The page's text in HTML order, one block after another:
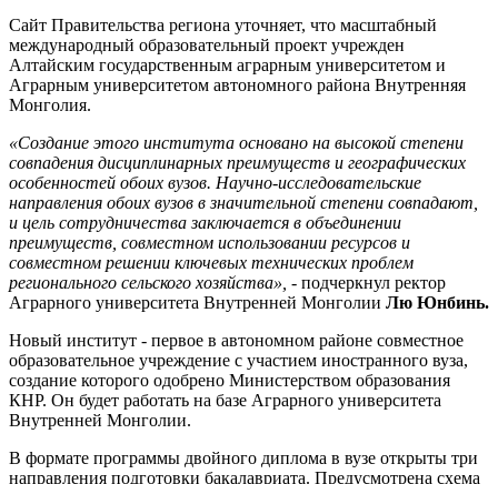
Сайт Правительства региона уточняет, что масштабный
международный образовательный проект учрежден
Алтайским государственным аграрным университетом и
Аграрным университетом автономного района Внутренняя
Монголия.
«Создание этого института основано на высокой степени
совпадения дисциплинарных преимуществ и географических
особенностей обоих вузов. Научно-исследовательские
направления обоих вузов в значительной степени совпадают,
и цель сотрудничества заключается в объединении
преимуществ, совместном использовании ресурсов и
совместном решении ключевых технических проблем
регионального сельского хозяйства», - подчеркнул ректор
Аграрного университета Внутренней Монголии Лю Юнбинь.
Новый институт - первое в автономном районе совместное
образовательное учреждение с участием иностранного вуза,
создание которого одобрено Министерством образования
КНР. Он будет работать на базе Аграрного университета
Внутренней Монголии.
В формате программы двойного диплома в вузе открыты три
направления подготовки бакалавриата. Предусмотрена схема